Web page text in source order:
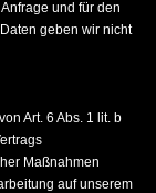
und für den
geben wir nicht
Art. 6 Abs. 1 lit. b
Maßnahmen
auf unserem